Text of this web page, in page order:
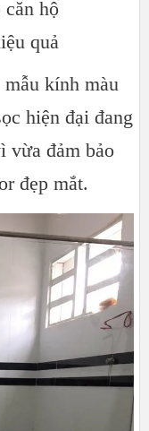
hộ
quả
kính màu
hiện đại đang
vừa đảm bảo
đẹp mắt.